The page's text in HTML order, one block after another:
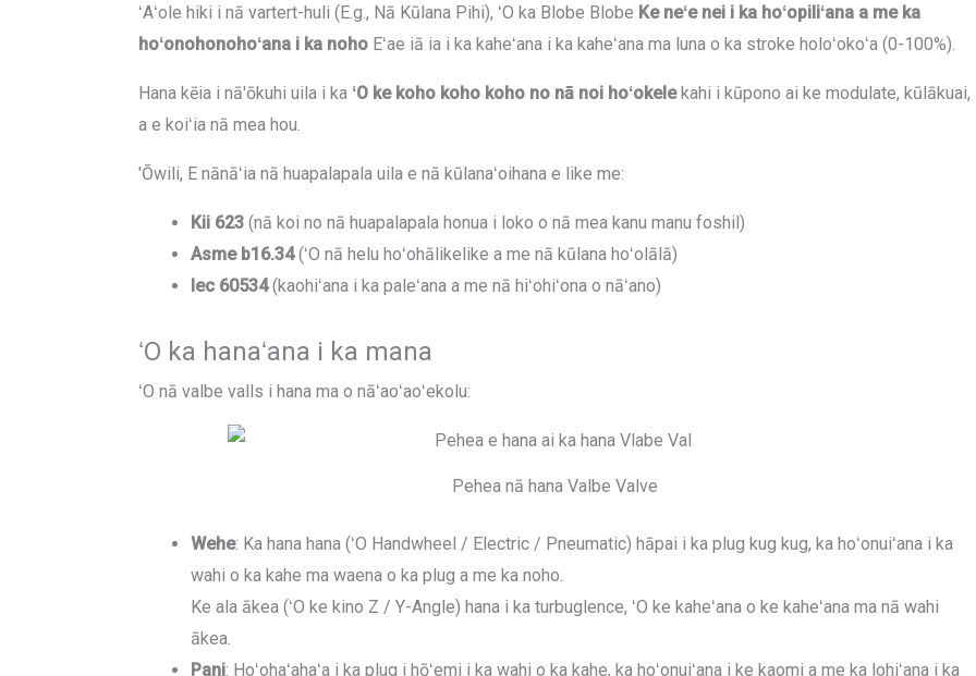
ʻAʻole hiki i nā vartert-huli (E.g., Nā Kūlana Pihi), ʻO ka Blobe Blobe Ke neʻe nei i ka hoʻopiliʻana a me ka
hoʻonohonohoʻana i ka nohoEʻae iā ia i ka kaheʻana i ka kaheʻana ma luna o ka stroke holoʻokoʻa (0-100%).
Hana kēia i nā'ōkuhi uila i ka ʻO ke koho koho koho no nā noi hoʻokelekahi i kūpono ai ke modulate, kūlākuai,
a e koiʻia nā mea hou.
'Ōwili, E nānāʻia nā huapalapala uila e nā kūlanaʻoihana e like me:
Kii 623(nā koi no nā huapalapala honua i loko o nā mea kanu manu foshil)
Asme b16.34(ʻO nā helu hoʻohālikelike a me nā kūlana hoʻolālā)
Iec 60534(kaohiʻana i ka paleʻana a me nā hiʻohiʻona o nāʻano)
ʻO ka hanaʻana i ka mana
ʻO nā valbe valls i hana ma o nāʻaoʻaoʻekolu:
Pehea nā hana Valbe Valve
Wehe: Ka hana hana (ʻO Handwheel / Electric / Pneumatic) hāpai i ka plug kug kug, ka hoʻonuiʻana i ka
wahi o ka kahe ma waena o ka plug a me ka noho.
Ke ala ākea (ʻO ke kino Z / Y-Angle) hana i ka turbuglence, ʻO ke kaheʻana o ke kaheʻana ma nā wahi
ākea.
Pani: Hoʻohaʻahaʻa i ka plug i hōʻemi i ka wahi o ka kahe, ka hoʻonuiʻana i ke kaomi a me ka lohiʻana i ka